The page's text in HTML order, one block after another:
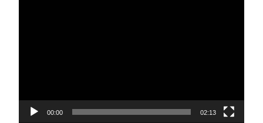
ー
00:00 02:13